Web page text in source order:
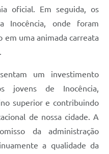
oficial. Em seguida, os
Inocência, onde foram
em uma animada carreata
um investimento
jovens de Inocência,
superior e contribuindo
de nossa cidade. A
da administração
a qualidade da